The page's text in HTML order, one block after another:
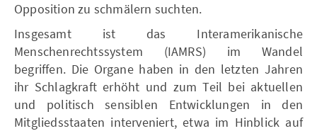
Opposition zu schmälern suchten.
Insgesamt ist das Interamerikanische
Menschenrechtssystem (IAMRS) im Wandel
begriffen. Die Organe haben in den letzten Jahren
ihr Schlagkraft erhöht und zum Teil bei aktuellen
und politisch sensiblen Entwicklungen in den
Mitgliedsstaaten interveniert, etwa im Hinblick auf